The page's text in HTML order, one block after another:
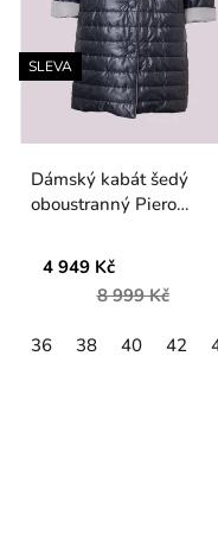
SLEVA
Dámský kabát šedý
oboustranný Piero
4 949 Kč
8 999 Kč
36 38 40 42